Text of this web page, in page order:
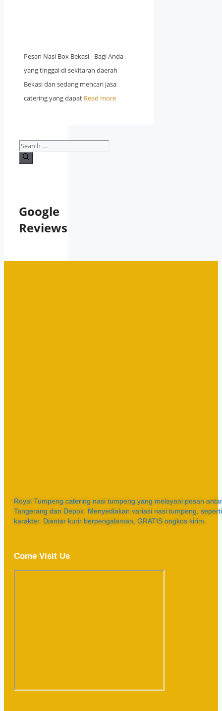
Pesan Nasi Box Bekasi - Bagi Anda
yang tinggal di sekitaran daerah
Bekasi dan sedang mencari jasa
catering yang dapat Read more
Search
for:
Google
Reviews
Royal Tumpeng catering nasi tumpeng yang melayani pesan
Tangerang dan Depok. Menyediakan variasi nasi tumpeng,
karakter. Diantar kurir berpengalaman, GRATIS ongkos kirim.
Come Visit Us